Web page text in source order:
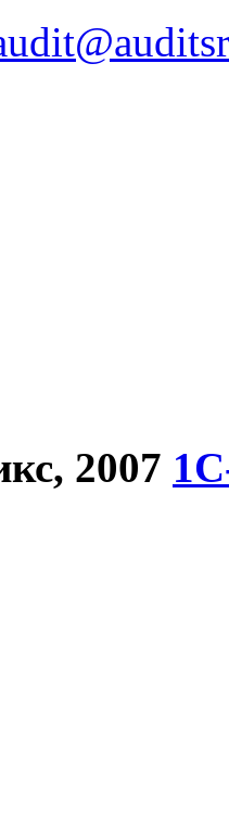
@
2007